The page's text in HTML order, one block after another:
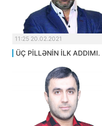
11:25 20.02.2021
ÜÇ PİLLƏNİN İLK ADDIMI.